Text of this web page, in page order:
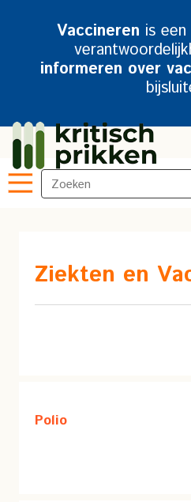
Vaccineren is
informeren over
Ziekten en
Polio